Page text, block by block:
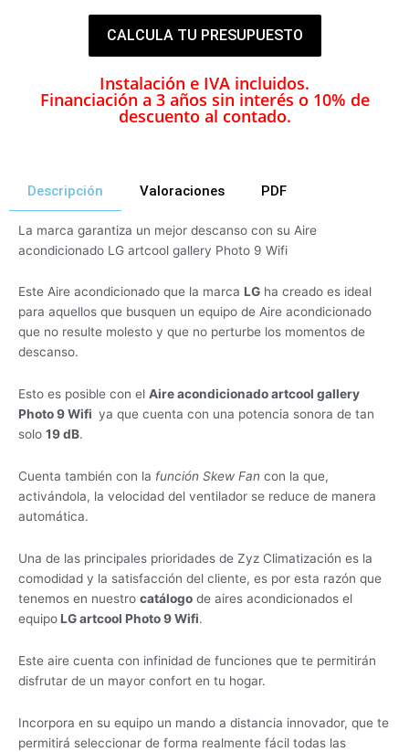
CALCULA TU PRESUPUESTO
Instalación e IVA incluidos.
Financiación a 3 años sin interés o 10% de
descuento al contado.
Descripción Valoraciones PDF
La marca garantiza un mejor descanso con su Aire
acondicionado LG artcool gallery Photo 9 Wifi
Este Aire acondicionado que la marca LG ha creado es ideal
para aquellos que busquen un equipo de Aire acondicionado
que no resulte molesto y que no perturbe los momentos de
descanso.
Esto es posible con el Aire acondicionado artcool gallery
Photo 9 Wifi ya que cuenta con una potencia sonora de tan
solo 19 dB.
Cuenta también con la función Skew Fan con la que,
activándola, la velocidad del ventilador se reduce de manera
automática.
Una de las principales prioridades de Zyz Climatización es la
comodidad y la satisfacción del cliente, es por esta razón que
tenemos en nuestro catálogo de aires acondicionados el
equipoLG artcool Photo 9 Wifi.
Este aire cuenta con infinidad de funciones que te permitirán
disfrutar de un mayor confort en tu hogar.
Incorpora en su equipo un mando a distancia innovador, que te
permitirá seleccionar de forma realmente fácil todas las